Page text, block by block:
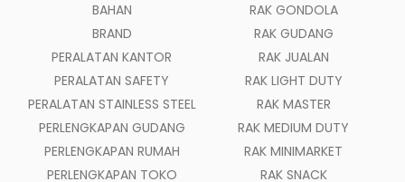
BAHAN
BRAND
PERALATAN KANTOR
PERALATAN SAFETY
PERALATAN STAINLESS STEEL
PERLENGKAPAN GUDANG
PERLENGKAPAN RUMAH
PERLENGKAPAN TOKO
RAK GONDOLA
RAK GUDANG
RAK JUALAN
RAK LIGHT DUTY
RAK MASTER
RAK MEDIUM DUTY
RAK MINIMARKET
RAK SNACK